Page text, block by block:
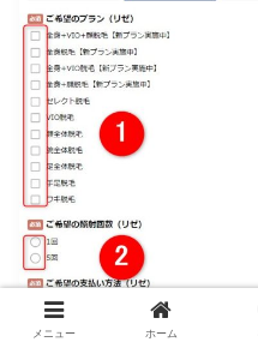
メニュー ホーム